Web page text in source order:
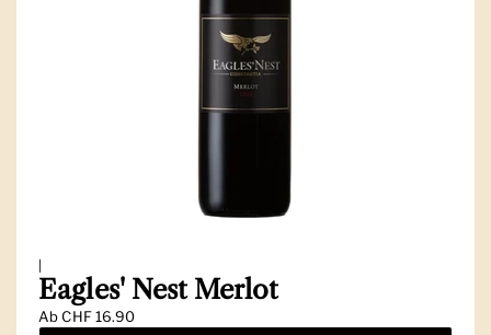
Eagles' Nest Merlot
AbCHF 16.90